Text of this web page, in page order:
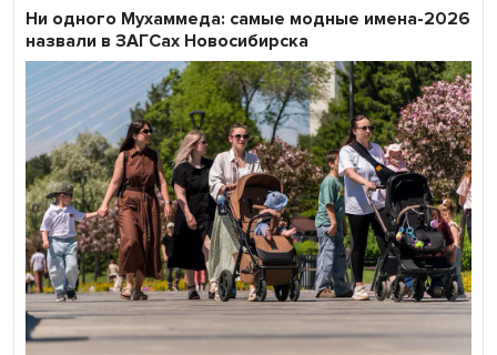
Ни одного Мухаммеда: самые модные имена-2026
назвали в ЗАГСах Новосибирска